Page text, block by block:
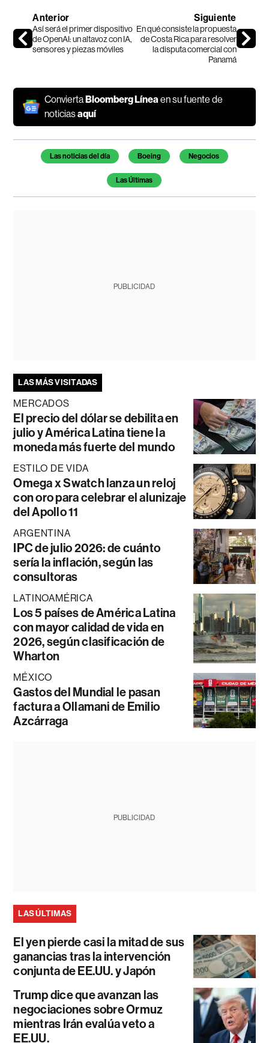
Anterior
Así será el primer dispositivo
de OpenAI: un altavoz con IA,
sensores y piezas móviles
Siguiente
En qué consiste la propuesta
de Costa Rica para resolver
la disputa comercial con
Panamá
ConviertaBloomberg Línea en su fuente de
noticiasaquí
Temas de este artículo
Las noticias del día Boeing Negocios
Las Últimas
PUBLICIDAD
LAS MÁS VISITADAS
MERCADOS
El precio del dólar se debilita en
julio y América Latina tiene la
moneda más fuerte del mundo
ESTILO DE VIDA
Omega x Swatch lanza un reloj
con oro para celebrar el alunizaje
del Apollo 11
ARGENTINA
IPC de julio 2026: de cuánto
sería la inflación, según las
consultoras
LATINOAMÉRICA
Los 5 países de América Latina
con mayor calidad de vida en
2026, según clasificación de
Wharton
MÉXICO
Gastos del Mundial le pasan
factura a Ollamani de Emilio
Azcárraga
PUBLICIDAD
LAS ÚLTIMAS
El yen pierde casi la mitad de sus
ganancias tras la intervención
conjunta de EE.UU. y Japón
Trump dice que avanzan las
negociaciones sobre Ormuz
mientras Irán evalúa veto a
EE.UU.